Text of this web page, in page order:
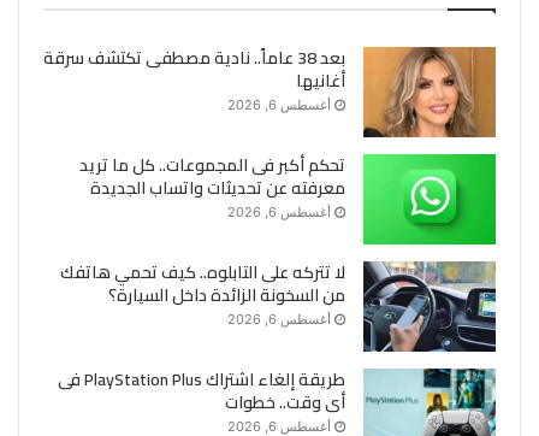
بعد 38 عاماً.. نادية مصطفى تكتشف سرقة
أغانيها
أغسطس 6, 2026
تحكم أكبر فى المجموعات.. كل ما تريد
معرفته عن تحديثات واتساب الجديدة
أغسطس 6, 2026
لا تتركه على التابلوه.. كيف تحمي هاتفك
من السخونة الزائدة داخل السيارة؟
أغسطس 6, 2026
طريقة إلغاء اشتراك PlayStation Plus فى
أى وقت.. خطوات
أغسطس 6, 2026